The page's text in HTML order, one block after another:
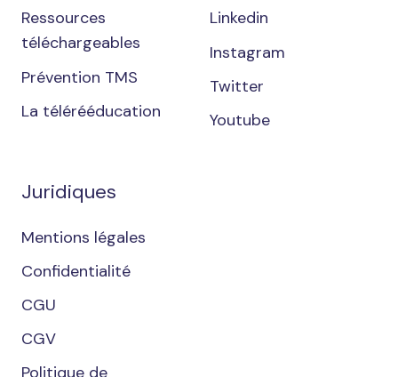
Ressources
téléchargeables
Prévention TMS
La télérééducation
Linkedin
Instagram
Twitter
Youtube
Juridiques
Mentions légales
Confidentialité
CGU
CGV
Politique de